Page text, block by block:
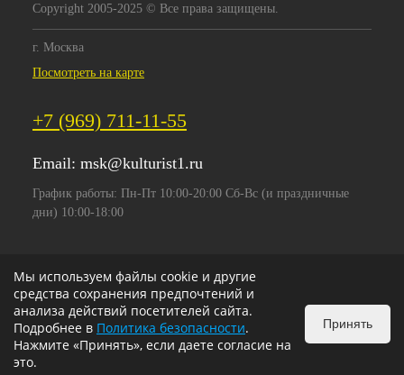
Copyright 2005-2025 © Все права защищены.
г. Москва
Посмотреть на карте
+7 (969) 711-11-55
Email: msk@kulturist1.ru
График работы: Пн-Пт 10:00-20:00 Сб-Вс (и праздничные
дни) 10:00-18:00
Мы используем файлы cookie и другие
средства сохранения предпочтений и
анализа действий посетителей сайта.
Подробнее в Политика безопасности.
Нажмите «Принять», если даете согласие на
это.
Принять